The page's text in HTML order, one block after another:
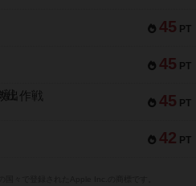
45 PT
45 PT
45 PT
出作戦
42 PT